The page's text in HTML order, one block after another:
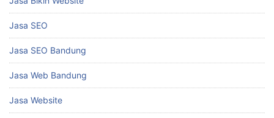
Jasa SEO
Jasa SEO Bandung
Jasa Web Bandung
Jasa Website